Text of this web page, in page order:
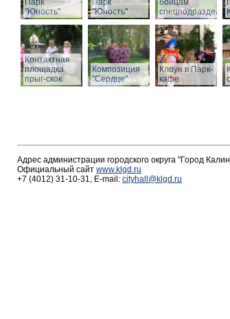
Парк
"Юность"
Парк
"Юность"
бойцам
Контактная
площадка
прыг-скок
Композиция
"Сердце"
Клоун в Парк-
кафе
Адрес администрации городского округа "Город
Официальный сайт www.klgd.ru
+7 (4012) 31-10-31, E-mail: cityhall@klgd.ru